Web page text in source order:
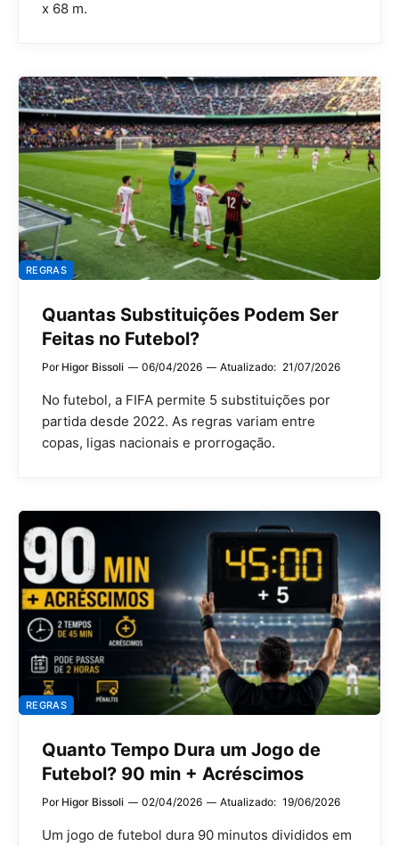
x 68 m.
REGRAS
Quantas Substituições Podem Ser
Feitas no Futebol?
Por Higor Bissoli 06/04/2026 Atualizado: 21/07/2026
No futebol, a FIFA permite 5 substituições por
partida desde 2022. As regras variam entre
copas, ligas nacionais e prorrogação.
REGRAS
Quanto Tempo Dura um Jogo de
Futebol? 90 min + Acréscimos
Por Higor Bissoli 02/04/2026 Atualizado: 19/06/2026
Um jogo de futebol dura 90 minutos divididos em